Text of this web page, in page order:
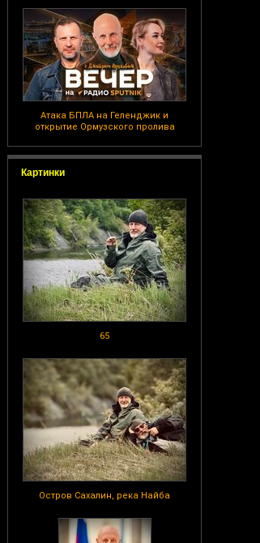
Атака БПЛА на Геленджик и
открытие Ормузского пролива
Картинки
65
Остров Сахалин, река Найба